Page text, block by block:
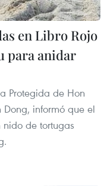
en Libro Rojo
para anidar
Protegida de Hon
informó que el
de tortugas